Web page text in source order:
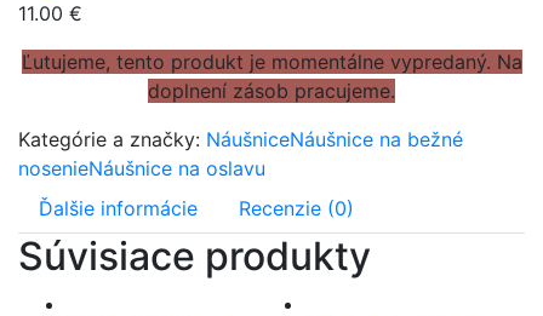
11.00 €
Ľutujeme, tento produkt je momentálne vypredaný. Na
doplnení zásob pracujeme.
Kategórie a značky: NáušniceNáušnice na bežné
nosenieNáušnice na oslavu
Ďalšie informácie
Recenzie (0)
Súvisiace produkty